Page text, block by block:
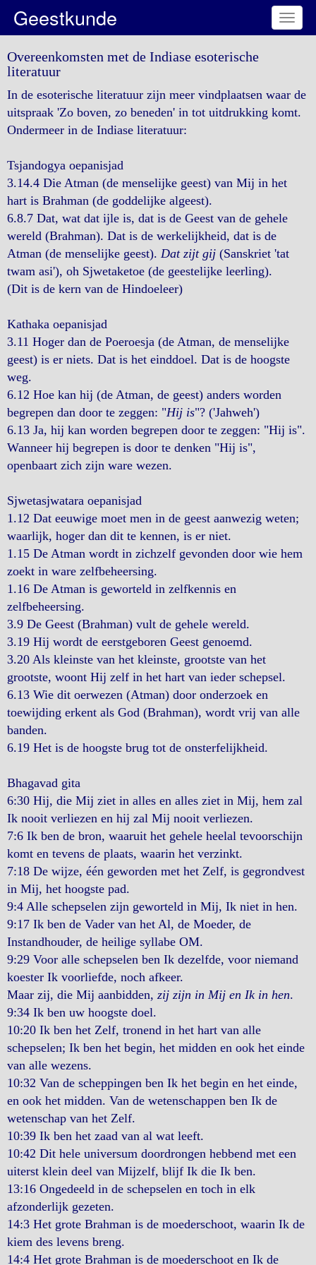
Toggle
Geestkunde
Overeenkomsten met de Indiase esoterische
literatuur
In de esoterische literatuur zijn meer vindplaatsen waar de
uitspraak 'Zo boven, zo beneden' in tot uitdrukking komt.
Ondermeer in de Indiase literatuur:
Tsjandogya oepanisjad
3.14.4 Die Atman (de menselijke geest) van Mij in het
hart is Brahman (de goddelijke algeest).
6.8.7 Dat, wat dat ijle is, dat is de Geest van de gehele
wereld (Brahman). Dat is de werkelijkheid, dat is de
Atman (de menselijke geest). Dat zijt gij (Sanskriet 'tat
twam asi'), oh Sjwetaketoe (de geestelijke leerling).
(Dit is de kern van de Hindoeleer)
Kathaka oepanisjad
3.11 Hoger dan de Poeroesja (de Atman, de menselijke
geest) is er niets. Dat is het einddoel. Dat is de hoogste
weg.
6.12 Hoe kan hij (de Atman, de geest) anders worden
begrepen dan door te zeggen: "Hij is"? ('Jahweh')
6.13 Ja, hij kan worden begrepen door te zeggen: "Hij is".
Wanneer hij begrepen is door te denken "Hij is",
openbaart zich zijn ware wezen.
Sjwetasjwatara oepanisjad
1.12 Dat eeuwige moet men in de geest aanwezig weten;
waarlijk, hoger dan dit te kennen, is er niet.
1.15 De Atman wordt in zichzelf gevonden door wie hem
zoekt in ware zelfbeheersing.
1.16 De Atman is geworteld in zelfkennis en
zelfbeheersing.
3.9 De Geest (Brahman) vult de gehele wereld.
3.19 Hij wordt de eerstgeboren Geest genoemd.
3.20 Als kleinste van het kleinste, grootste van het
grootste, woont Hij zelf in het hart van ieder schepsel.
6.13 Wie dit oerwezen (Atman) door onderzoek en
toewijding erkent als God (Brahman), wordt vrij van alle
banden.
6.19 Het is de hoogste brug tot de onsterfelijkheid.
Bhagavad gita
6:30 Hij, die Mij ziet in alles en alles ziet in Mij, hem zal
Ik nooit verliezen en hij zal Mij nooit verliezen.
7:6 Ik ben de bron, waaruit het gehele heelal tevoorschijn
komt en tevens de plaats, waarin het verzinkt.
7:18 De wijze, één geworden met het Zelf, is gegrondvest
in Mij, het hoogste pad.
9:4 Alle schepselen zijn geworteld in Mij, Ik niet in hen.
9:17 Ik ben de Vader van het Al, de Moeder, de
Instandhouder, de heilige syllabe OM.
9:29 Voor alle schepselen ben Ik dezelfde, voor niemand
koester Ik voorliefde, noch afkeer.
Maar zij, die Mij aanbidden, zij zijn in Mij en Ik in hen.
9:34 Ik ben uw hoogste doel.
10:20 Ik ben het Zelf, tronend in het hart van alle
schepselen; Ik ben het begin, het midden en ook het einde
van alle wezens.
10:32 Van de scheppingen ben Ik het begin en het einde,
en ook het midden. Van de wetenschappen ben Ik de
wetenschap van het Zelf.
10:39 Ik ben het zaad van al wat leeft.
10:42 Dit hele universum doordrongen hebbend met een
uiterst klein deel van Mijzelf, blijf Ik die Ik ben.
13:16 Ongedeeld in de schepselen en toch in elk
afzonderlijk gezeten.
14:3 Het grote Brahman is de moederschoot, waarin Ik de
kiem des levens breng.
14:4 Het grote Brahman is de moederschoot en Ik de